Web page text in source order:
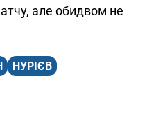
але обидвом не
НУРІЄВ